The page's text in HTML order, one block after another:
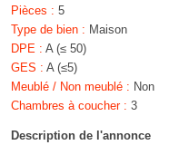
Pièces :5
Type de bien : Maison
DPE :A (≤ 50)
GES :A (≤5)
Meublé / Non meublé : Non
Chambres à coucher :3
Description de l'annonce